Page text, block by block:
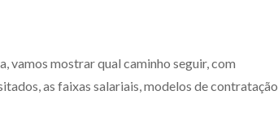
vamos mostrar qual caminho seguir, com
as faixas salariais, modelos de contratação